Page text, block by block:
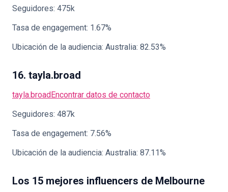
Seguidores: 475k
Tasa de engagement: 1.67%
Ubicación de la audiencia: Australia: 82.53%
16. tayla.broad
tayla.broadEncontrar datos de contacto
Seguidores: 487k
Tasa de engagement: 7.56%
Ubicación de la audiencia: Australia: 87.11%
Los 15 mejores influencers de Melbourne